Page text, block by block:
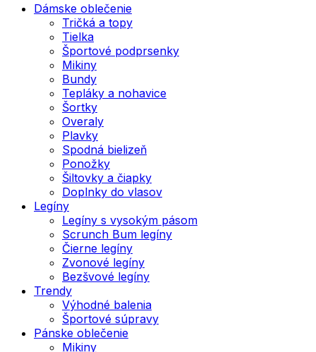
Dámske oblečenie
Tričká a topy
Tielka
Športové podprsenky
Mikiny
Bundy
Tepláky a nohavice
Šortky
Overaly
Plavky
Spodná bielizeň
Ponožky
Šiltovky a čiapky
Doplnky do vlasov
Legíny
Legíny s vysokým pásom
Scrunch Bum legíny
Čierne legíny
Zvonové legíny
Bezšvové legíny
Trendy
Výhodné balenia
Športové súpravy
Pánske oblečenie
Mikiny